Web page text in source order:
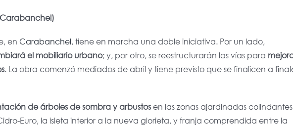
en Carabanchel, tiene en marcha una doble iniciativa. Por un lado,
el mobiliario urbano; y, por otro, se reestructurarán las vías para
. La obra comenzó mediados de abril y tiene previsto que se finalicen a
de árboles de sombra y arbustosen las zonas ajardinadas colindantes
Euro, la isleta interior a la nueva glorieta, y franja comprendida entre la